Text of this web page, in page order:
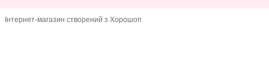
Інтернет-магазин створений з Хорошоп